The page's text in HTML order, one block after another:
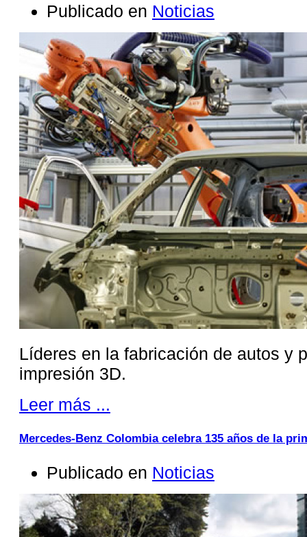
Publicado en Noticias
Líderes en la fabricación de autos y
impresión 3D.
Leer más ...
Mercedes-Benz Colombia celebra 135 años de la
Publicado en Noticias